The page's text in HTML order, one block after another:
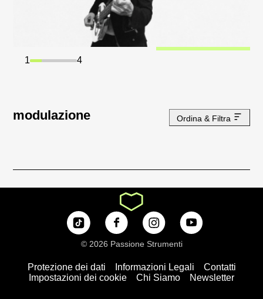
1 4
modulazione Ordina & Filtra
Protezione dei dati Informazioni Legali
Contatti
Impostazioni dei cookie
Chi Siamo Newsletter
© 2026 Passione Strumenti